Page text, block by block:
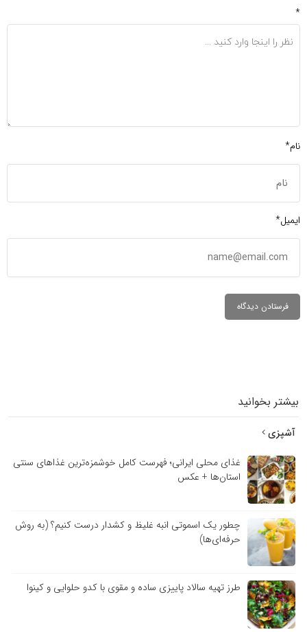
*
نام*
ایمیل*
بیشتر بخوانید
آشپزی
غذای محلی ایرانی؛ فهرست کامل خوشمزه‌ترین غذاهای سنتی
استان‌ها + عکس
چطور یک اسموتی انبه غلیظ و کشدار درست کنیم؟ (به روش
حرفه‌ای‌ها)
طرز تهیه سالاد پاییزی ساده و مقوی با کدو حلوایی و کینوا